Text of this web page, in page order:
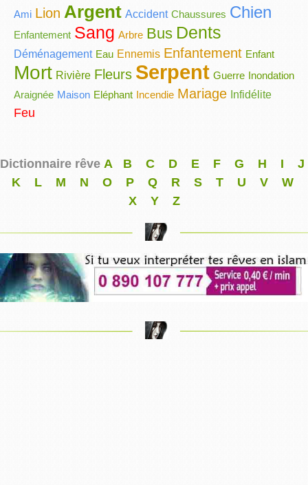
Ami Lion Argent Accident Chaussures Chien
Enfantement Sang Arbre Bus Dents
Déménagement Eau Ennemis Enfantement Enfant
Mort Rivière Fleurs Serpent Guerre Inondation
Araignée Maison Eléphant Incendie Mariage Infidélite
Feu
Dictionnaire rêve A B C D E F G H I
J
K
L M N O P Q R S T U V
W
X
Y Z